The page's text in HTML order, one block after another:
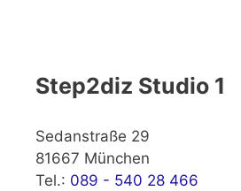
Step2diz Studio 1
Sedanstraße 29
81667 München
Tel.: 089 - 540 28 466